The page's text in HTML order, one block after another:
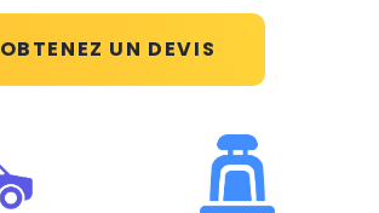
OBTENEZ UN DEVIS